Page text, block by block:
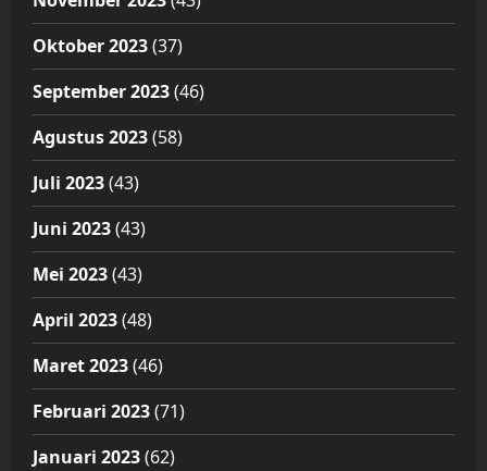
Oktober 2023(37)
September 2023(46)
Agustus 2023(58)
Juli 2023(43)
Juni 2023(43)
Mei 2023(43)
April 2023(48)
Maret 2023(46)
Februari 2023(71)
Januari 2023(62)